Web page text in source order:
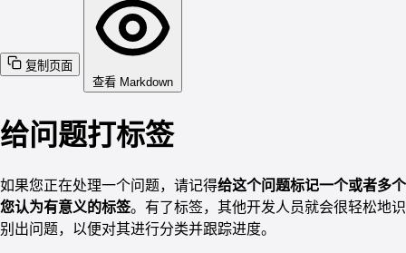
复制页面
查看 Markdown
给问题打标签
如果您正在处理一个问题，请记得给这个问题标记一个或者多个
您认为有意义的标签。有了标签，其他开发人员就会很轻松地识
别出问题，以便对其进行分类并跟踪进度。